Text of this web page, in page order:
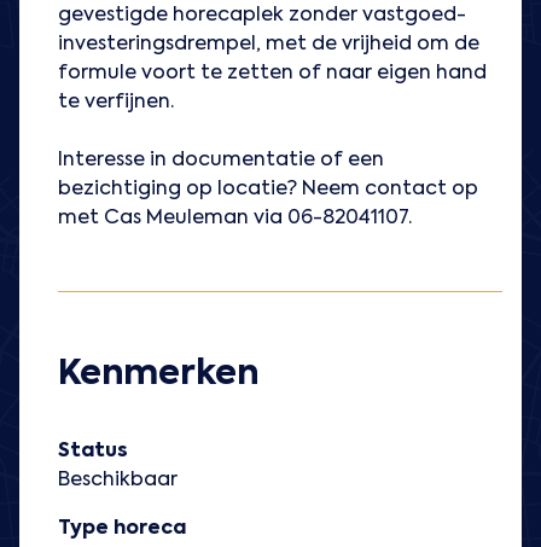
gevestigde horecaplek zonder vastgoed-
investeringsdrempel, met de vrijheid om de
formule voort te zetten of naar eigen hand
te verfijnen.
Interesse in documentatie of een
bezichtiging op locatie? Neem contact op
met Cas Meuleman via 06-82041107.
Kenmerken
Status
Beschikbaar
Type horeca